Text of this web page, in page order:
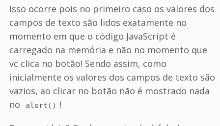
Isso ocorre pois no primeiro caso os valores dos
campos de texto são lidos exatamente no
momento em que o código JavaScript é
carregado na memória e não no momento que
vc clica no botão! Sendo assim, como
inicialmente os valores dos campos de texto são
vazios, ao clicar no botão não é mostrado nada
no
alert() !